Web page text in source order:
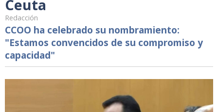
Ceuta
Redacción
CCOO ha celebrado su nombramiento:
"Estamos convencidos de su compromiso y
capacidad"